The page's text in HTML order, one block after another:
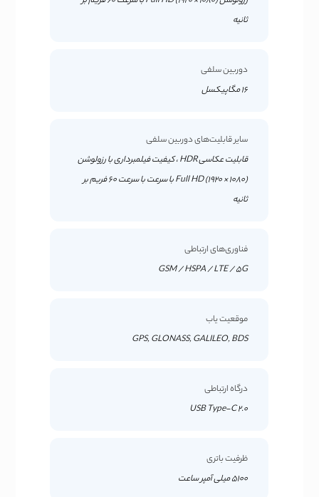
ثانیه
دوربین سلفی
16 مگاپیکسل
سایر قابلیت‌های دوربین سلفی
قابلیت عکاسی HDR ، کیفیت فیلمبرداری با رزولوشن
(1080 × 1920) Full HD با سرعت با سرعت 60 فریم بر
ثانیه
فناوری‌های ارتباطی
GSM / HSPA / LTE / 5G
موقعیت یاب
GPS, GLONASS, GALILEO, BDS
درگاه ارتباطی
USB Type-C 2.0
ظرفیت باتری
5100 میلی آمپر ساعت